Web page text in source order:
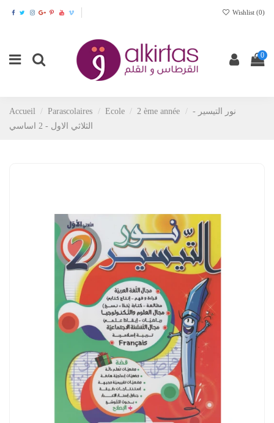
Wishlist (0)
0
Accueil Parascolaires Ecole 2 ème année
نور التيسير -
الثلاثي الاول - 2 اساسي